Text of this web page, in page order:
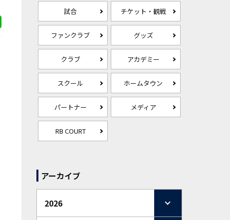
試合 チケット・観戦
ファンクラブ グッズ
クラブ アカデミー
スクール ホームタウン
パートナー メディア
RB COURT
アーカイブ
2026